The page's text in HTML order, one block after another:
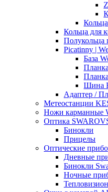
Кольца для
Полукольца
Picatinny |
База
Шина
Адаптер /
Метеостанции
Ножи карманные
Оптика
Бинокли
Прицелы
Оптические
Дневные
Бинокли
Ночные